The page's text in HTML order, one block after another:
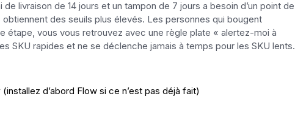
livraison de 14 jours et un tampon de 7 jours a besoin d’un point de
des seuils plus élevés. Les personnes qui bougent
étape, vous vous retrouvez avec une règle plate « alertez-moi à
SKU rapides et ne se déclenche jamais à temps pour les SKU lents.
(installez d’abord Flow si ce n’est pas déjà fait)